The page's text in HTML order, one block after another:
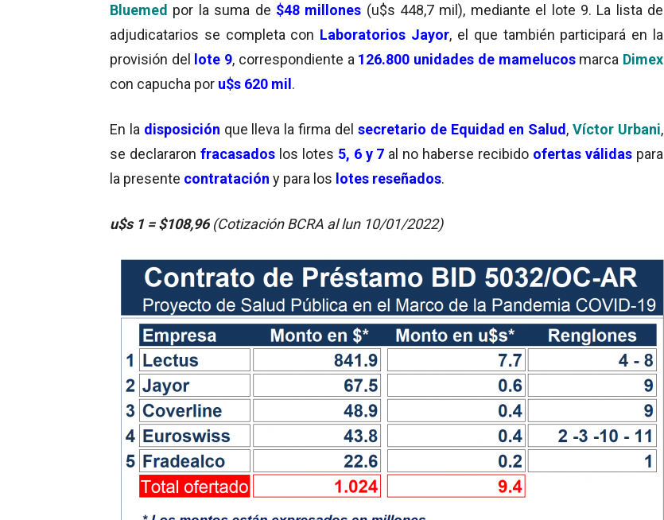
Bluemed por la suma de $48 millones (u$s 448,7 mil), mediante el lote 9. La lista de
adjudicatarios se completa con Laboratorios Jayor, el que también participará en la
provisión del lote 9, correspondiente a 126.800 unidades de mamelucos marca Dimex
con capucha por u$s 620 mil.
En la disposición que lleva la firma del secretario de Equidad en Salud, Víctor Urbani,
se declararon fracasadoslos lotes 5, 6 y 7 al no haberse recibido ofertas válidas para
la presente contratación y para los lotes reseñados.
u$s 1 = $108,96(Cotización BCRA al lun 10/01/2022)